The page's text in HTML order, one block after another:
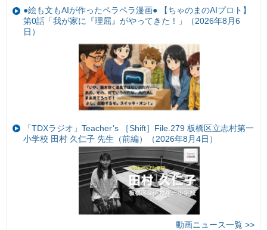
●絵も文もAIが作ったペラペラ漫画● 【ちゃのまのAIプロト】
第0話「我が家に『理屈』がやってきた！」（2026年8月6
日）
「TDXラジオ」Teacher’s ［Shift］File.279 板橋区立志村第一
小学校 田村 久仁子 先生（前編）（2026年8月4日）
動画ニュース一覧 >>